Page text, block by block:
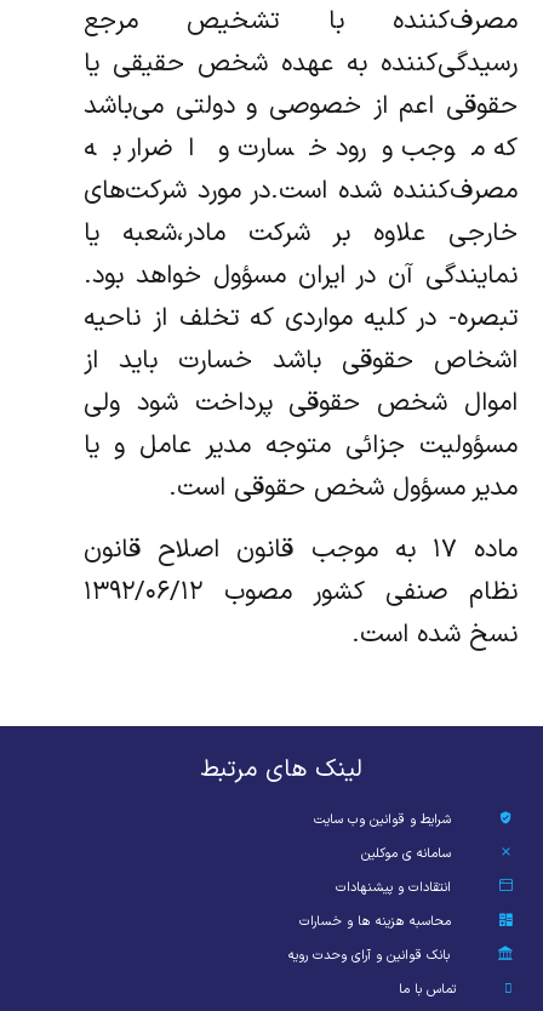
مصرف‌کننده با تشخیص مرجع
رسیدگی‌کننده به عهده شخص حقیقی یا
حقوقی اعم از خصوصی و دولتی می‌باشد
که موجب ورود خسارت و اضرار به
مصرف‌کننده شده است.در مورد شرکت‌های
خارجی علاوه بر شرکت مادر،شعبه یا
نمایندگی آن در ایران مسؤول خواهد بود.
تبصره- در کلیه مواردی که تخلف از ناحیه
اشخاص حقوقی باشد خسارت باید از
اموال شخص حقوقی پرداخت شود ولی
مسؤولیت جزائی متوجه مدیر عامل و یا
مدیر مسؤول شخص حقوقی است.
ماده ۱۷ به موجب قانون اصلاح قانون
نظام صنفی کشور مصوب ۱۳۹۲/۰۶/۱۲
نسخ شده است.
لینک های مرتبط
شرایط و قوانین وب سایت
سامانه ی موکلین
انتقادات و پیشنهادات
محاسبه هزینه ها و خسارات
بانک قوانین و آرای وحدت رویه
تماس با ما